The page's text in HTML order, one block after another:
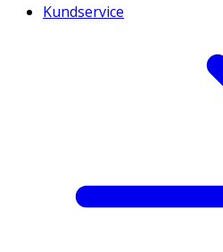
Kundservice